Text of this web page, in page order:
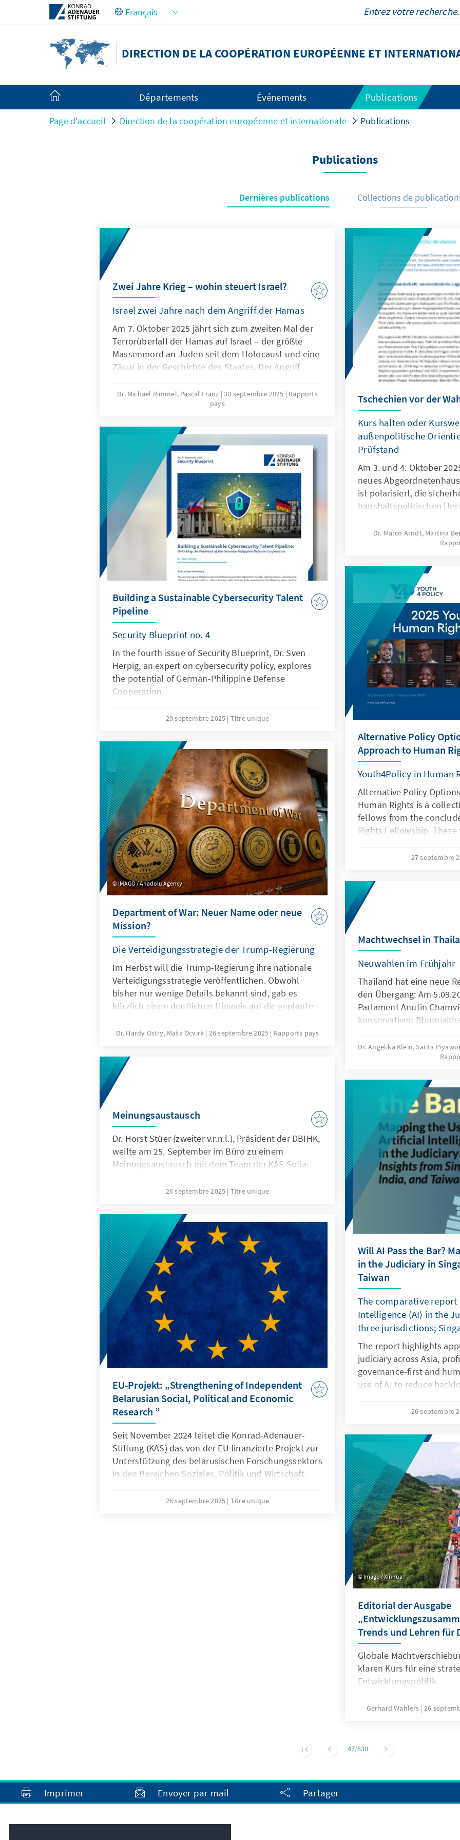
Saut au contenu principal
DIRECTION DE LA COOPÉRATION EUROPÉENNE ET
Départements Événements Publications
Page d'accueil Direction de la coopération européenne et internationale Publications
Publications
Dernières publications Collections de
Zwei Jahre Krieg – wohin steuert Israel?
Israel zwei Jahre nach dem Angriff der Hamas
Am 7. Oktober 2025 jährt sich zum zweiten Mal der
Terrorüberfall der Hamas auf Israel – der größte
Massenmord an Juden seit dem Holocaust und eine
Zäsur in der Geschichte des Staates. Der Angriff
dem längsten Krieg Israels seit seiner Gründung.
Noch immer befinden sich 48 Geiseln in den Händen
ihnen sollen noch am Leben sein. Das Schicksal der
Geiseln steht exemplarisch für eine Gesellschaft, die
auch zwei Jahre nach dem Angriff keinen Weg in die
Normalität gefunden hat. Welche Spuren haben
Krieg und Unsicherheit in Israels Politik, Wirtschaft
und Gesellschaft hinterlassen?
Dr. Michael Rimmel, Pascal Franz 30 septembre 2025
Rapports
pays
Tschechien vor der
Kurs halten oder
außenpolitische
Prüfstand
Am 3. und 4. Oktober
neues
ist polarisiert, die
haushaltspolitischen
extremistischen Kräfte
braucht das Land
Dr. Marco Arndt, Martina
Building a Sustainable Cybersecurity Talent
Pipeline
Security Blueprint no. 4
In the fourth issue of Security Blueprint, Dr. Sven
Herpig, an expert on cybersecurity policy, explores
the potential of German-Philippine Defense
Cooperation.
29 septembre 2025 Titre unique
Alternative Policy
Approach to Human
Youth4Policy in Human
Alternative Policy
Human Rights is a
fellows from the
Rights Fellowship.
political representation,
human rights issues of
representation of the
to the digital sphere. The
Our Concern! Project, a
by the European Union
Ministry for Economic
(BMZ). The project aims
based advocacy for the
Human rights and
27 septembre
IMAGO / Anadolu Agency
Department of War: Neuer Name oder neue
Mission?
Die Verteidigungsstrategie der Trump-Regierung
Im Herbst will die Trump-Regierung ihre nationale
Verteidigungsstrategie veröffentlichen. Obwohl
bisher nur wenige Details bekannt sind, gab es
kürzlich einen deutlichen Hinweis auf die geplante
Präsident Trump den Namen des Ministeriums von
Dr. Hardy Ostry, Maša Ocvirk 26 septembre 2025 Rapports pays
Machtwechsel in
Neuwahlen im Frühjahr
Thailand hat eine neue
den Übergang: Am
Parlament Anutin
konservativen
Kabinett ernannt.
Shinawatra (Pheu Thai
Amtszeit vom
abgesetzt wurde. Er ist
Regierungschef seit der
Parlamentswahl im Mai
Wechsel ist bereits in
Bedingung geknüpft,
Neuwahlen und ein
Verfassungsreform
also die Zeit. Was sind
Ereignisse? Wie wirken
Regierung und die
aus? Und vor allem: Wie
südostasiatischen Land?
Dr. Angelika Klein, Sarita
Meinungsaustausch
Dr. Horst Stüer (zweiter v.r.n.l.), Präsident der DBIHK,
weilte am 25. September im Büro zu einem
Meinungsaustausch mit dem Team der KAS Sofia.
26 septembre 2025 Titre unique
Will AI Pass the Bar?
in the Judiciary in
Taiwan
The comparative
Intelligence (AI) in the
three jurisdictions;
The report highlights
judiciary across Asia,
governance-first and
use of AI to reduce
innovation,
Sahiba, and Kuan-wei
and Archana Atmakuri
Findlay, and designed by
26 septembre
EU-Projekt: „Strengthening of Independent
Belarusian Social, Political and Economic
Research ”
Seit November 2024 leitet die Konrad-Adenauer-
Stiftung (KAS) das von der EU finanzierte Projekt zur
Unterstützung des belarusischen Forschungssektors
in den Bereichen Soziales, Politik und Wirtschaft.
Tanks durchgeführt und ist eine Reaktion auf die
26 septembre 2025 Titre unique
Imago / Xinhua
Editorial der Ausgabe
Trends und Lehren für
Globale
klaren Kurs für eine
Entwicklungspolitik.
Gerhard Wahlers 26
47/630
Imprimer Envoyer par mail Partager